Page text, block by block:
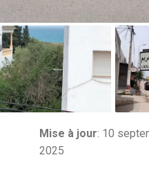
Mise à jour: 10
2025